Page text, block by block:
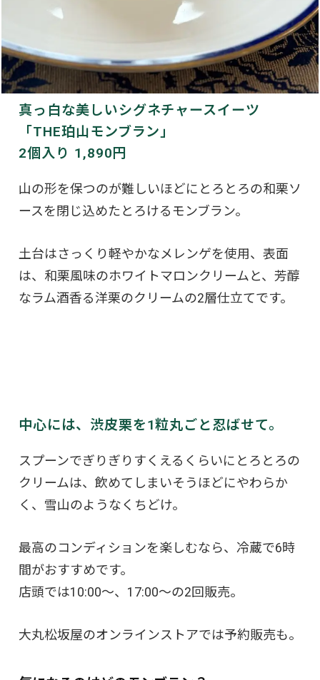
真っ白な美しいシグネチャースイーツ
「THE珀山モンブラン」
2個入り 1,890円
山の形を保つのが難しいほどにとろとろの和栗ソ
ースを閉じ込めたとろけるモンブラン。
土台はさっくり軽やかなメレンゲを使用、表面
は、和栗風味のホワイトマロンクリームと、芳醇
なラム酒香る洋栗のクリームの2層仕立てです。
中心には、渋皮栗を1粒丸ごと忍ばせて。
スプーンでぎりぎりすくえるくらいにとろとろの
クリームは、飲めてしまいそうほどにやわらか
く、雪山のようなくちどけ。
最高のコンディションを楽しむなら、冷蔵で6時
間がおすすめです。
店頭では10:00～、17:00～の2回販売。
大丸松坂屋のオンラインストアでは予約販売も。